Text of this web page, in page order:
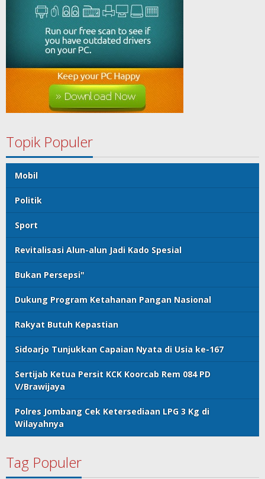
Topik Populer
Mobil
Politik
Sport
Revitalisasi Alun-alun Jadi Kado Spesial
Bukan Persepsi"
Dukung Program Ketahanan Pangan Nasional
Rakyat Butuh Kepastian
Sidoarjo Tunjukkan Capaian Nyata di Usia ke-167
Sertijab Ketua Persit KCK Koorcab Rem 084 PD
V/Brawijaya
Polres Jombang Cek Ketersediaan LPG 3 Kg di
Wilayahnya
Tag Populer